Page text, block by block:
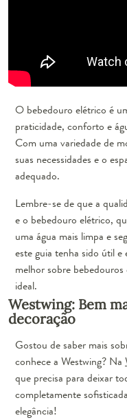
O bebedouro elétrico é
praticidade, conforto e
Com uma variedade de
suas necessidades e o
adequado.
Lembre-se de que a
e o bebedouro elétrico,
uma água mais limpa e
este guia tenha sido útil
melhor sobre
ideal.
Westwing: Bem
decoração
Gostou de saber mais
conhece a Westwing? Na
que precisa para deixar
completamente
elegância!